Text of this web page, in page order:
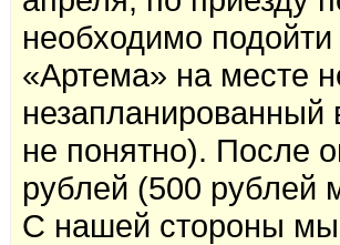
необходимо
«Артема» на месте
незапланированный
не понятно). После
рублей (500 рублей
С нашей стороны